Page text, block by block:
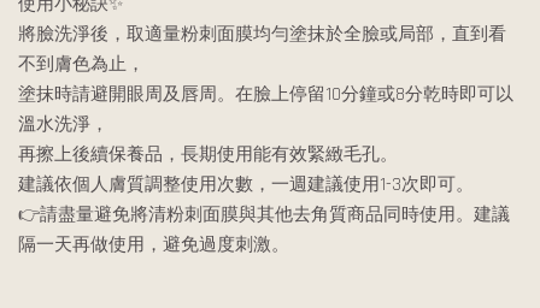
將臉洗淨後，取適量粉刺面膜均勻塗抹於全臉或局部，直到看
不到膚色為止，
塗抹時請避開眼周及唇周。在臉上停留10分鐘或8分乾時即可以
溫水洗淨，
再擦上後續保養品，長期使用能有效緊緻毛孔。
建議依個人膚質調整使用次數，一週建議使用1-3次即可。
👉請盡量避免將清粉刺面膜與其他去角質商品同時使用。建議
隔一天再做使用，避免過度刺激。